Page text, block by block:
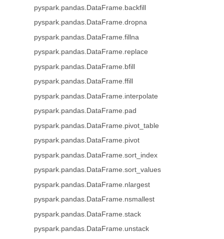
pyspark.pandas.DataFrame.backfill
pyspark.pandas.DataFrame.dropna
pyspark.pandas.DataFrame.fillna
pyspark.pandas.DataFrame.replace
pyspark.pandas.DataFrame.bfill
pyspark.pandas.DataFrame.ffill
pyspark.pandas.DataFrame.interpolate
pyspark.pandas.DataFrame.pad
pyspark.pandas.DataFrame.pivot_table
pyspark.pandas.DataFrame.pivot
pyspark.pandas.DataFrame.sort_index
pyspark.pandas.DataFrame.sort_values
pyspark.pandas.DataFrame.nlargest
pyspark.pandas.DataFrame.nsmallest
pyspark.pandas.DataFrame.stack
pyspark.pandas.DataFrame.unstack